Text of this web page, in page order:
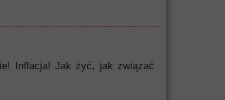
Inflacja! Jak żyć, jak związać